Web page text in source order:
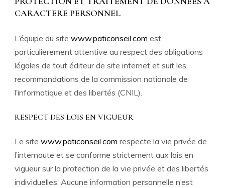
CARACTERE PERSONNEL
L’équipe du site www.paticonseil.com est
particulièrement attentive au respect des obligations
légales de tout éditeur de site internet et suit les
recommandations de la commission nationale de
l’informatique et des libertés (CNIL).
RESPECT DES LOIS EN VIGUEUR
Le site www.paticonseil.com respecte la vie privée de
l’internaute et se conforme strictement aux lois en
vigueur sur la protection de la vie privée et des libertés
individuelles. Aucune information personnelle n’est